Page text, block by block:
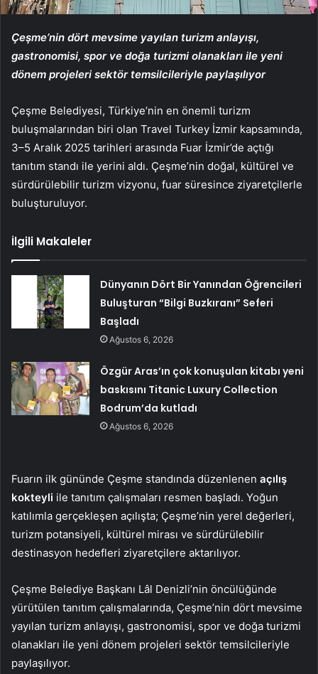
Çeşme’nin dört mevsime yayılan turizm anlayışı,
gastronomisi, spor ve doğa turizmi olanakları ile yeni
dönem projeleri sektör temsilcileriyle paylaşılıyor
Çeşme Belediyesi, Türkiye’nin en önemli turizm
buluşmalarından biri olan Travel Turkey İzmir kapsamında,
3–5 Aralık 2025 tarihleri arasında Fuar İzmir’de açtığı
tanıtım standı ile yerini aldı. Çeşme’nin doğal, kültürel ve
sürdürülebilir turizm vizyonu, fuar süresince ziyaretçilerle
buluşturuluyor.
İlgili Makaleler
Dünyanın Dört Bir Yanından Öğrencileri
Buluşturan “Bilgi Buzkıranı” Seferi
Başladı
Ağustos 6, 2026
Özgür Aras’ın çok konuşulan kitabı yeni
baskısını Titanic Luxury Collection
Bodrum’da kutladı
Ağustos 6, 2026
Fuarın ilk gününde Çeşme standında düzenlenen açılış
kokteyli ile tanıtım çalışmaları resmen başladı. Yoğun
katılımla gerçekleşen açılışta; Çeşme’nin yerel değerleri,
turizm potansiyeli, kültürel mirası ve sürdürülebilir
destinasyon hedefleri ziyaretçilere aktarılıyor.
Çeşme Belediye Başkanı Lâl Denizli’nin öncülüğünde
yürütülen tanıtım çalışmalarında, Çeşme’nin dört mevsime
yayılan turizm anlayışı, gastronomisi, spor ve doğa turizmi
olanakları ile yeni dönem projeleri sektör temsilcileriyle
paylaşılıyor.